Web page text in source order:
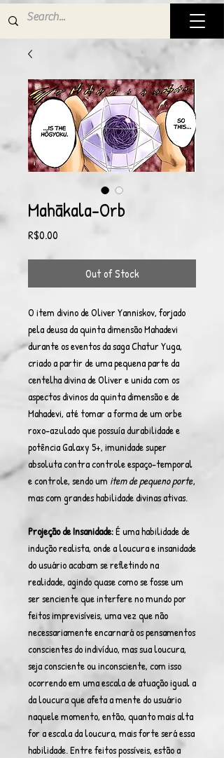
Mahākala-Orb
R$0.00
Out of Stock
O item divino de Oliver Yanniskov, forjado
pela deusa da quinta dimensão Mahadevi
durante os eventos da saga Chatur Yuga,
criado a partir de uma pequena parte da
centelha divina de Oliver e unida com os
aspectos divinos da quinta dimensão e de
Mahadevi, até tomar a forma de um orbe
roxo-azulado que possuía durabilidade e
potência Galaxy 5+, imunidade super
absoluta contra controle espaço-temporal
e controle, sendo um item de pequeno porte,
mas com grandes habilidade divinas ativas.
Projeção de Insanidade:É uma habilidade de
indução realista, onde a loucura e insanidade
do usuário acabam se refletindo na
realidade, agindo quase como se fosse um
ser senciente que interfere no mundo por
feitos imprevisíveis, uma vez que não
necessariamente encarnará os pensamentos
conscientes do indivíduo, mas sua loucura,
seja consciente ou inconsciente, com isso
ocorrendo em uma escala de atuação igual a
da loucura que afeta a mente do usuário
naquele momento, então, quanto mais alta
for a escala da loucura, mais forte será essa
habilidade. Entre feitos possíveis, estão a